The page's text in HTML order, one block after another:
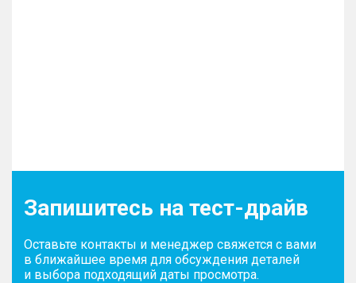
Запишитесь на тест-драйв
Оставьте контакты и менеджер свяжется с вами
в ближайшее время для обсуждения деталей
и выбора подходящий даты просмотра.